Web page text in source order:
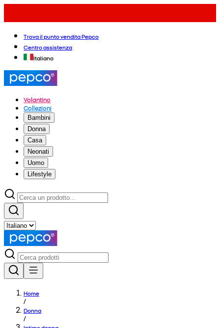
Trova il punto vendita Pepco
Centro assistenza
Italiano
Volantino
Collezioni
Bambini
Donna
Casa
Neonati
Uomo
Lifestyle
Home
/
Donna
/